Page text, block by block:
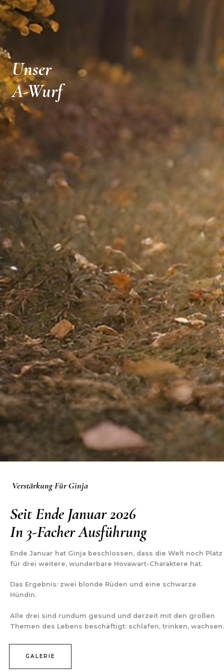
Unser
A-Wurf
Verstärkung Für Ginja
Seit Ende Januar 2026
In 3-Facher Ausführung
Ende Januar hat Ginja beschlossen, dass die Welt noch Platz
für drei weitere, wunderbare Hovawart-Charaktere hat.
Das Ergebnis: zwei blonde Rüden und eine schwarze
Hündin.
Alle drei sind rundum gesund und derzeit mit den großen
Themen des Lebens beschäftigt: schlafen, trinken, wachsen.
GALERIE